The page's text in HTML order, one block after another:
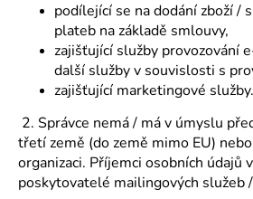
podílející se na dodání zboží /
plateb na základě smlouvy,
zajišťující služby provozování
další služby v souvislosti s
zajišťující marketingové služby.
2. Správce nemá / má v úmyslu
třetí země (do země mimo EU)
organizaci. Příjemci osobních údajů
poskytovatelé mailingových služeb